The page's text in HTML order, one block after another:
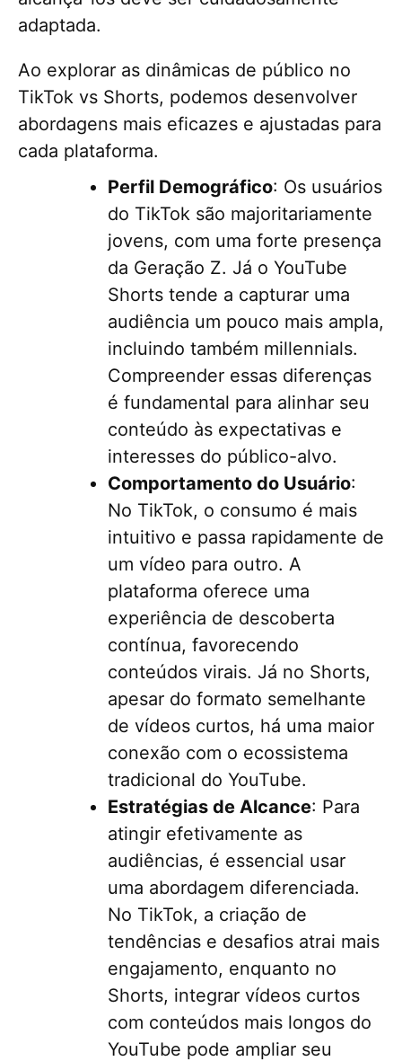
adaptada.
Ao explorar as dinâmicas de público no
TikTok vs Shorts, podemos desenvolver
abordagens mais eficazes e ajustadas para
cada plataforma.
Perfil Demográfico: Os usuários
do TikTok são majoritariamente
jovens, com uma forte presença
da Geração Z. Já o YouTube
Shorts tende a capturar uma
audiência um pouco mais ampla,
incluindo também millennials.
Compreender essas diferenças
é fundamental para alinhar seu
conteúdo às expectativas e
interesses do público-alvo.
Comportamento do Usuário:
No TikTok, o consumo é mais
intuitivo e passa rapidamente de
um vídeo para outro. A
plataforma oferece uma
experiência de descoberta
contínua, favorecendo
conteúdos virais. Já no Shorts,
apesar do formato semelhante
de vídeos curtos, há uma maior
conexão com o ecossistema
tradicional do YouTube.
Estratégias de Alcance: Para
atingir efetivamente as
audiências, é essencial usar
uma abordagem diferenciada.
No TikTok, a criação de
tendências e desafios atrai mais
engajamento, enquanto no
Shorts, integrar vídeos curtos
com conteúdos mais longos do
YouTube pode ampliar seu